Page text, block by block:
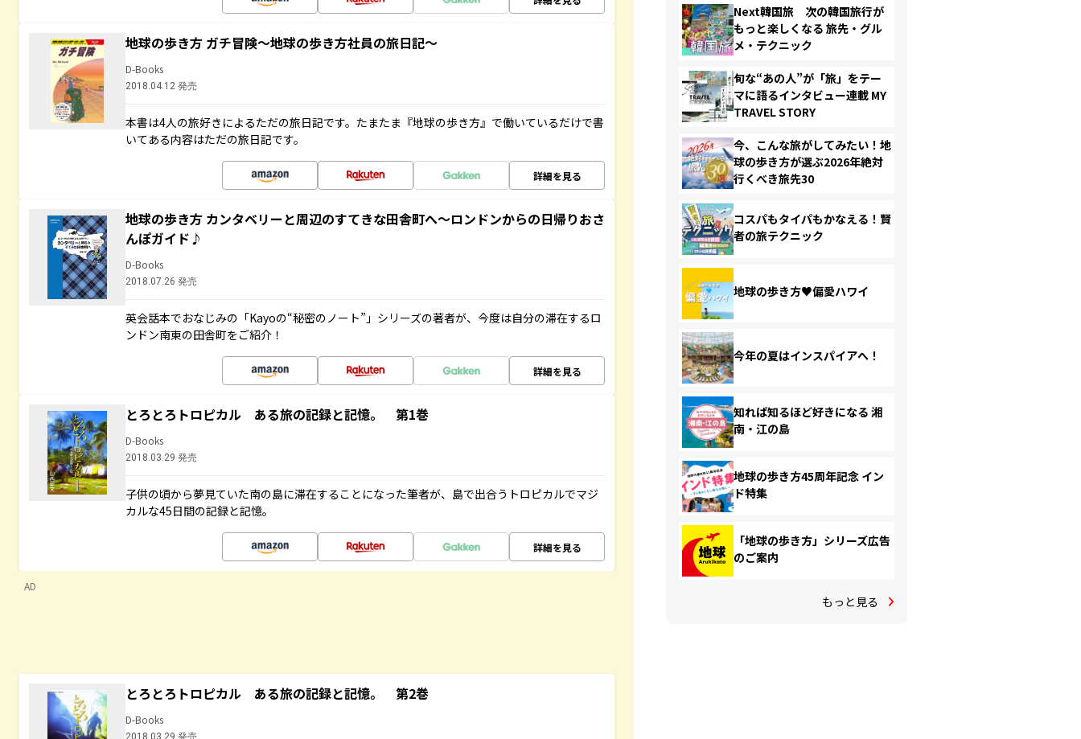
地球の歩き方 ガチ冒険～地球の歩き方社員の旅日記～
D-Books
2018.04.12 発売
本書は4人の旅好きによるただの旅日記です。たまたま『地球の歩き方』で働いているだけで書
いてある内容はただの旅日記です。
詳細を見る
地球の歩き方 カンタベリーと周辺のすてきな田舎町へ～ロンドンからの日帰りおさ
んぽガイド♪
D-Books
2018.07.26 発売
英会話本でおなじみの「Kayoの“秘密のノート”」シリーズの著者が、今度は自分の滞在するロ
ンドン南東の田舎町をご紹介！
詳細を見る
とろとろトロピカル ある旅の記録と記憶。 第1巻
D-Books
2018.03.29 発売
子供の頃から夢見ていた南の島に滞在することになった筆者が、島で出合うトロピカルでマジ
カルな45日間の記録と記憶。
詳細を見る
AD
とろとろトロピカル ある旅の記録と記憶。 第2巻
D-Books
2018.03.29 発売
Next韓国旅 次の韓国旅行が
もっと楽しくなる 旅先・グル
メ・テクニック
旬な“あの人”が「旅」をテー
マに語るインタビュー連載 MY
TRAVEL STORY
今、こんな旅がしてみたい！地
球の歩き方が選ぶ2026年絶対
行くべき旅先30
コスパもタイパもかなえる！賢
者の旅テクニック
地球の歩き方♥偏愛ハワイ
今年の夏はインスパイアへ！
知れば知るほど好きになる 湘
南・江の島
地球の歩き方45周年記念 イン
ド特集
「地球の歩き方」シリーズ広告
のご案内
もっと見る